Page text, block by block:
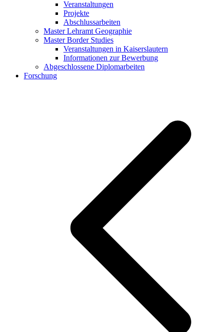
Veranstaltungen
Projekte
Abschlussarbeiten
Master Lehramt Geographie
Master Border Studies
Veranstaltungen in Kaiserslautern
Informationen zur Bewerbung
Abgeschlossene Diplomarbeiten
Forschung